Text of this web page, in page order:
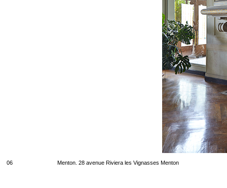
06 Menton. 28 avenue Riviera les Vignasses Menton